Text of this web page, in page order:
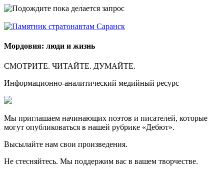
Мордовия: люди и жизнь
СМОТРИТЕ. ЧИТАЙТЕ. ДУМАЙТЕ.
Информационно-аналитический медийный ресурс
Мы приглашаем начинающих поэтов и писателей, которые
могут опубликоваться в нашей рубрике «Дебют».
Высылайте нам свои произведения.
Не стесняйтесь. Мы поддержим вас в вашем творчестве.